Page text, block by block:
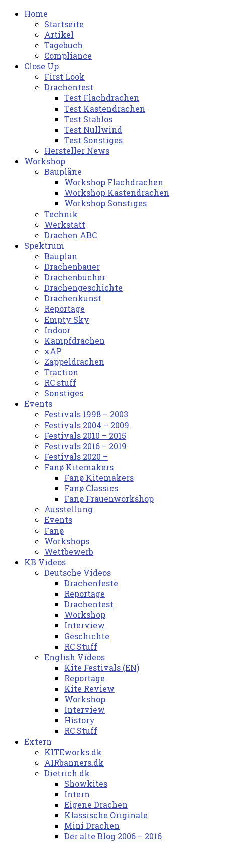
Home
Startseite
Artikel
Tagebuch
Compliance
Close Up
First Look
Drachentest
Test Flachdrachen
Test Kastendrachen
Test Stablos
Test Nullwind
Test Sonstiges
Hersteller News
Workshop
Baupläne
Workshop Flachdrachen
Workshop Kastendrachen
Workshop Sonstiges
Technik
Werkstatt
Drachen ABC
Spektrum
Bauplan
Drachenbauer
Drachenbücher
Drachengeschichte
Drachenkunst
Reportage
Empty Sky
Indoor
Kampfdrachen
xAP
Zappeldrachen
Traction
RC stuff
Sonstiges
Events
Festivals 1998 – 2003
Festivals 2004 – 2009
Festivals 2010 – 2015
Festivals 2016 – 2019
Festivals 2020 –
Fanø Kitemakers
Fanø Kitemakers
Fanø Classics
Fanø Frauenworkshop
Ausstellung
Events
Fanø
Workshops
Wettbewerb
KB Videos
Deutsche Videos
Drachenfeste
Reportage
Drachentest
Workshop
Interview
Geschichte
RC Stuff
English Videos
Kite Festivals (EN)
Reportage
Kite Review
Workshop
Interview
History
RC Stuff
Extern
KITEworks.dk
AIRbanners.dk
Dietrich.dk
Showkites
Intern
Eigene Drachen
Klassische Originale
Mini Drachen
Der alte Blog 2006 – 2016